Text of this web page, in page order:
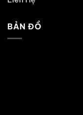
BẢN ĐỒ